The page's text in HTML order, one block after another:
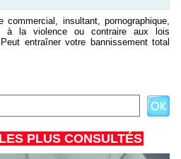
insultant, pornographique,
à la violence ou contraire aux lois
entraîner votre bannissement total
PLUS CONSULTÉS